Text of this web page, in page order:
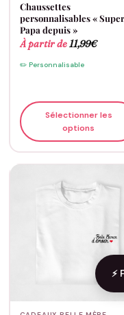
Chaussettes
personnalisables « Super
Papa depuis »
À partir de11,99€
✏️ Personnalisable
Sélectionner les
options
⚡